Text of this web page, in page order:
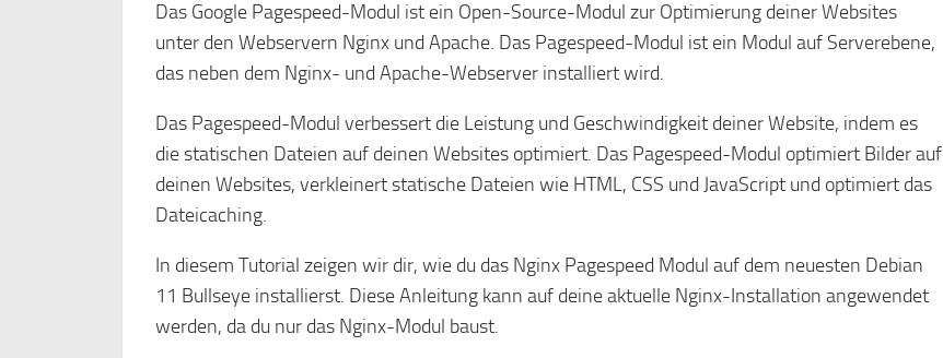
Das Google Pagespeed-Modul ist ein Open-Source-Modul zur Optimierung deiner Websites
unter den Webservern Nginx und Apache. Das Pagespeed-Modul ist ein Modul auf Serverebene,
das neben dem Nginx- und Apache-Webserver installiert wird.
Das Pagespeed-Modul verbessert die Leistung und Geschwindigkeit deiner Website, indem es
die statischen Dateien auf deinen Websites optimiert. Das Pagespeed-Modul optimiert Bilder auf
deinen Websites, verkleinert statische Dateien wie HTML, CSS und JavaScript und optimiert das
Dateicaching.
In diesem Tutorial zeigen wir dir, wie du das Nginx Pagespeed Modul auf dem neuesten Debian
11 Bullseye installierst. Diese Anleitung kann auf deine aktuelle Nginx-Installation angewendet
werden, da du nur das Nginx-Modul baust.